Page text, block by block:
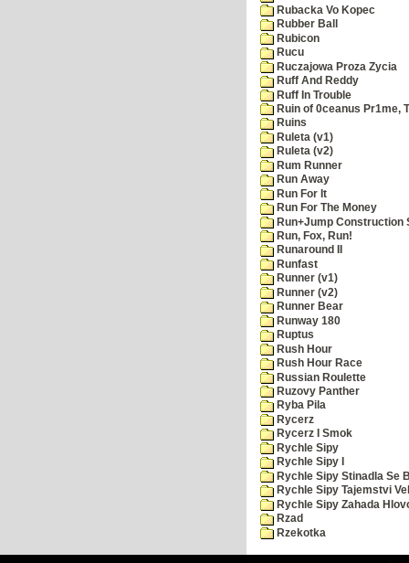
Rubacka Vo Kopec
Rubber Ball
Rubicon
Rucu
Ruczajowa Proza Zycia
Ruff And Reddy
Ruff In Trouble
Ruin of 0ceanus Pr1me,
Ruins
Ruleta (v1)
Ruleta (v2)
Rum Runner
Run Away
Run For It
Run For The Money
Run+Jump Construction
Run, Fox, Run!
Runaround II
Runfast
Runner (v1)
Runner (v2)
Runner Bear
Runway 180
Ruptus
Rush Hour
Rush Hour Race
Russian Roulette
Ruzovy Panther
Ryba Pila
Rycerz
Rycerz I Smok
Rychle Sipy
Rychle Sipy I
Rychle Sipy Stinadla Se
Rychle Sipy Tajemstvi
Rychle Sipy Zahada
Rzad
Rzekotka